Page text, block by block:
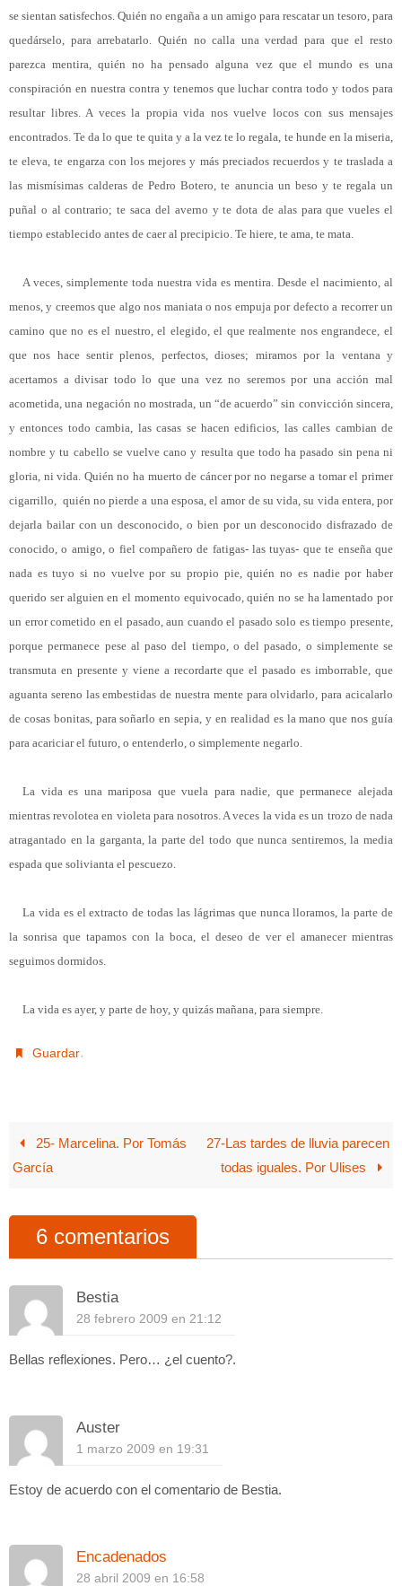
se sientan satisfechos. Quién no engaña a un amigo para rescatar un tesoro, para
quedárselo, para arrebatarlo. Quién no calla una verdad para que el resto
parezca mentira, quién no ha pensado alguna vez que el mundo es una
conspiración en nuestra contra y tenemos que luchar contra todo y todos para
resultar libres. A veces la propia vida nos vuelve locos con sus mensajes
encontrados. Te da lo que te quita y a la vez te lo regala, te hunde en la miseria,
te eleva, te engarza con los mejores y más preciados recuerdos y te traslada a
las mismísimas calderas de Pedro Botero, te anuncia un beso y te regala un
puñal o al contrario; te saca del averno y te dota de alas para que vueles el
tiempo establecido antes de caer al precipicio. Te hiere, te ama, te mata.
A veces, simplemente toda nuestra vida es mentira. Desde el nacimiento, al
menos, y creemos que algo nos maniata o nos empuja por defecto a recorrer un
camino que no es el nuestro, el elegido, el que realmente nos engrandece, el
que nos hace sentir plenos, perfectos, dioses; miramos por la ventana y
acertamos a divisar todo lo que una vez no seremos por una acción mal
acometida, una negación no mostrada, un “de acuerdo” sin convicción sincera,
y entonces todo cambia, las casas se hacen edificios, las calles cambian de
nombre y tu cabello se vuelve cano y resulta que todo ha pasado sin pena ni
gloria, ni vida. Quién no ha muerto de cáncer por no negarse a tomar el primer
cigarrillo, quién no pierde a una esposa, el amor de su vida, su vida entera, por
dejarla bailar con un desconocido, o bien por un desconocido disfrazado de
conocido, o amigo, o fiel compañero de fatigas- las tuyas- que te enseña que
nada es tuyo si no vuelve por su propio pie, quién no es nadie por haber
querido ser alguien en el momento equivocado, quién no se ha lamentado por
un error cometido en el pasado, aun cuando el pasado solo es tiempo presente,
porque permanece pese al paso del tiempo, o del pasado, o simplemente se
transmuta en presente y viene a recordarte que el pasado es imborrable, que
aguanta sereno las embestidas de nuestra mente para olvidarlo, para acicalarlo
de cosas bonitas, para soñarlo en sepia, y en realidad es la mano que nos guía
para acariciar el futuro, o entenderlo, o simplemente negarlo.
La vida es una mariposa que vuela para nadie, que permanece alejada
mientras revolotea en violeta para nosotros. A veces la vida es un trozo de nada
atragantado en la garganta, la parte del todo que nunca sentiremos, la media
espada que solivianta el pescuezo.
La vida es el extracto de todas las lágrimas que nunca lloramos, la parte de
la sonrisa que tapamos con la boca, el deseo de ver el amanecer mientras
seguimos dormidos.
La vida es ayer, y parte de hoy, y quizás mañana, para siempre.
Guardar.
25- Marcelina. Por Tomás
García
27-Las tardes de lluvia parecen
todas iguales. Por Ulises
6 comentarios
Bestia
28 febrero 2009 en 21:12
Bellas reflexiones. Pero… ¿el cuento?.
Auster
1 marzo 2009 en 19:31
Estoy de acuerdo con el comentario de Bestia.
Encadenados
28 abril 2009 en 16:58